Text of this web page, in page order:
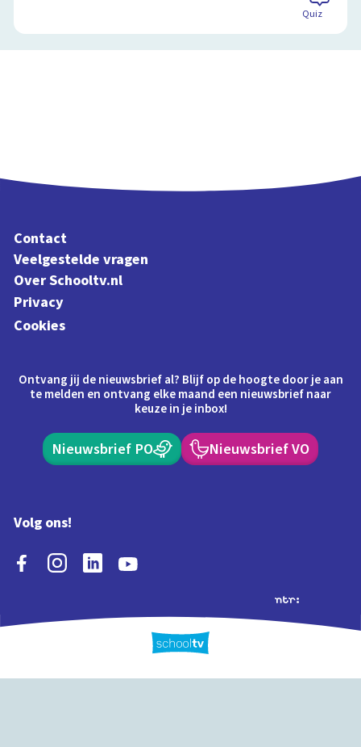
Quiz
Contact
Veelgestelde vragen
Over Schooltv.nl
Privacy
Cookies
Ontvang jij de nieuwsbrief al? Blijf op de hoogte door je aan
te melden en ontvang elke maand een nieuwsbrief naar
keuze in je inbox!
Nieuwsbrief PO Nieuwsbrief VO
Volg ons!